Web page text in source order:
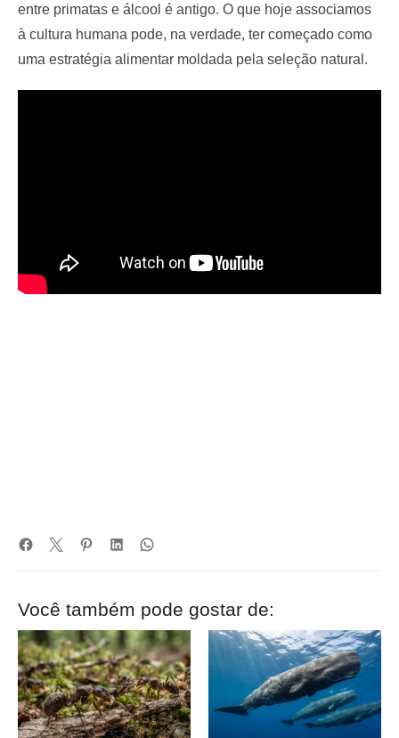
entre primatas e álcool é antigo. O que hoje associamos
à cultura humana pode, na verdade, ter começado como
uma estratégia alimentar moldada pela seleção natural.
Você também pode gostar de: